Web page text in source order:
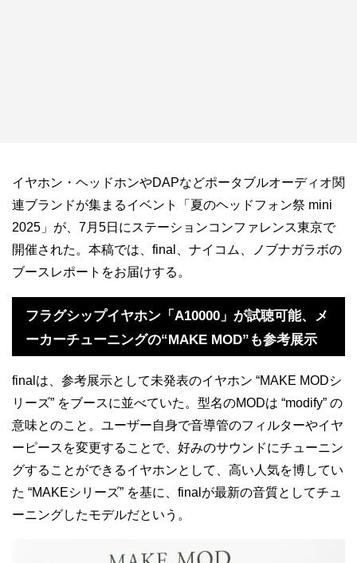
イヤホン・ヘッドホンやDAPなどポータブルオーディオ関
連ブランドが集まるイベント「夏のヘッドフォン祭 mini
2025」が、7月5日にステーションコンファレンス東京で
開催された。本稿では、final、ナイコム、ノブナガラボの
ブースレポートをお届けする。
フラグシップイヤホン「A10000」が試聴可能、メ
ーカーチューニングの“MAKE MOD”も参考展示
finalは、参考展示として未発表のイヤホン “MAKE MODシ
リーズ” をブースに並べていた。型名のMODは “modify” の
意味とのこと。ユーザー自身で音導管のフィルターやイヤ
ーピースを変更することで、好みのサウンドにチューニン
グすることができるイヤホンとして、高い人気を博してい
た “MAKEシリーズ” を基に、finalが最新の音質としてチュ
ーニングしたモデルだという。